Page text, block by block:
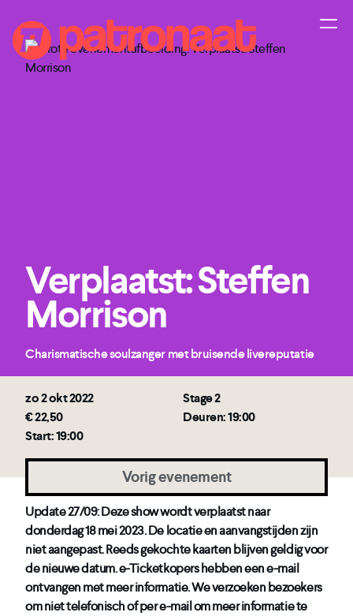
Verplaatst: Steffen
Morrison
Charismatische soulzanger met bruisende livereputatie
zo 2 okt 2022
Stage 2
€ 22,50
Deuren: 19:00
Start: 19:00
Vorig evenement
Update 27/09: Deze show wordt verplaatst naar
donderdag 18 mei 2023. De locatie en aanvangstijden zijn
niet aangepast. Reeds gekochte kaarten blijven geldig voor
de nieuwe datum. e-Ticketkopers hebben een e-mail
ontvangen met meer informatie. We verzoeken bezoekers
om niet telefonisch of per e-mail om meer informatie te